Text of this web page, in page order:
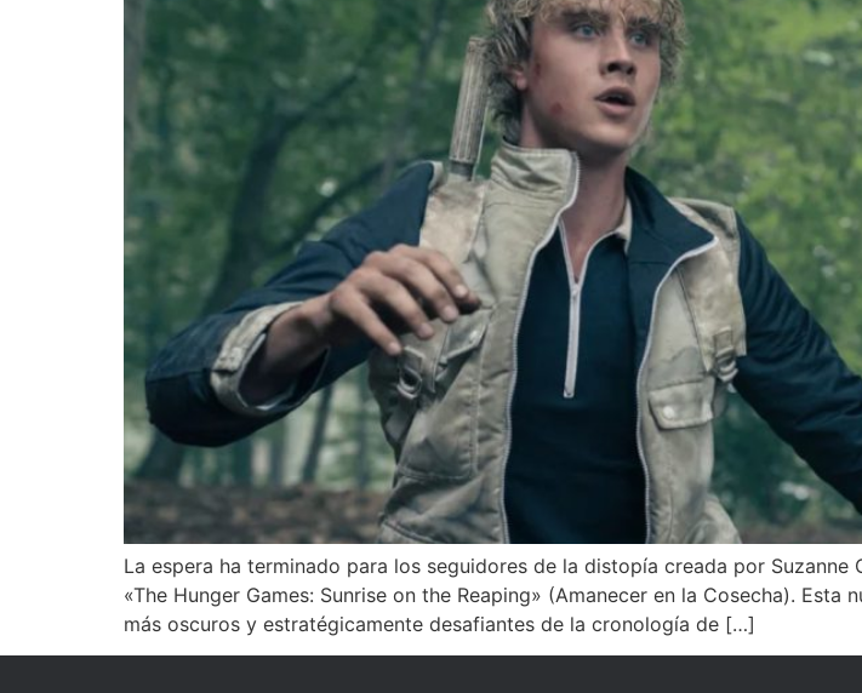
La espera ha terminado para los seguidores de la distopía creada por
«The Hunger Games: Sunrise on the Reaping» (Amanecer en la Cosecha).
más oscuros y estratégicamente desafiantes de la cronología de […]